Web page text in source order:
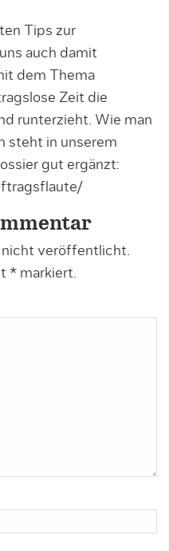
Tips zur
auch damit
dem Thema
Zeit die
runterzieht. Wie man
steht in unserem
gut ergänzt:
nicht veröffentlicht.
* markiert.